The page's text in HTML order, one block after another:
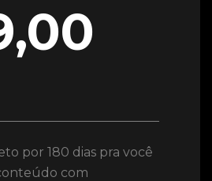
por 180 dias pra você
com